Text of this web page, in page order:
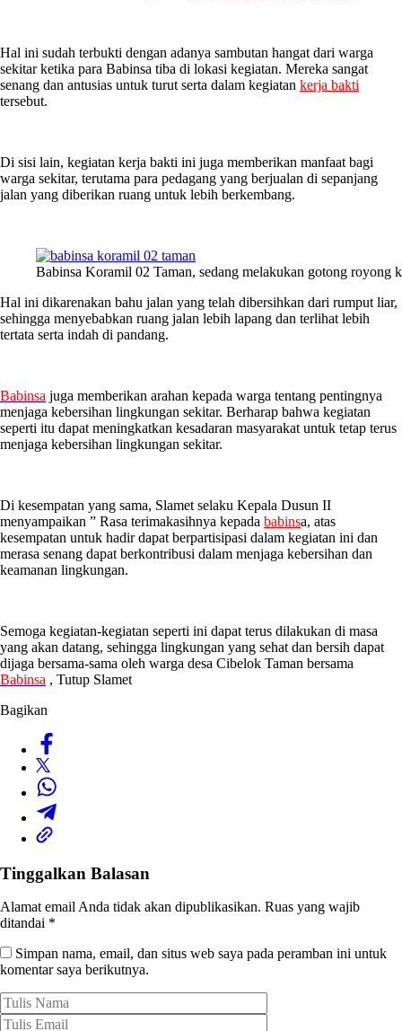
Hal ini sudah terbukti dengan adanya sambutan hangat dari warga
sekitar ketika para Babinsa tiba di lokasi kegiatan. Mereka sangat
senang dan antusias untuk turut serta dalam kegiatan kerja bakti
tersebut.
Di sisi lain, kegiatan kerja bakti ini juga memberikan manfaat bagi
warga sekitar, terutama para pedagang yang berjualan di sepanjang
jalan yang diberikan ruang untuk lebih berkembang.
Babinsa Koramil 02 Taman, sedang melakukan gotong royong
Hal ini dikarenakan bahu jalan yang telah dibersihkan dari rumput liar,
sehingga menyebabkan ruang jalan lebih lapang dan terlihat lebih
tertata serta indah di pandang.
Babinsa juga memberikan arahan kepada warga tentang pentingnya
menjaga kebersihan lingkungan sekitar. Berharap bahwa kegiatan
seperti itu dapat meningkatkan kesadaran masyarakat untuk tetap terus
menjaga kebersihan lingkungan sekitar.
Di kesempatan yang sama, Slamet selaku Kepala Dusun II
menyampaikan ” Rasa terimakasihnya kepada babinsa, atas
kesempatan untuk hadir dapat berpartisipasi dalam kegiatan ini dan
merasa senang dapat berkontribusi dalam menjaga kebersihan dan
keamanan lingkungan.
Semoga kegiatan-kegiatan seperti ini dapat terus dilakukan di masa
yang akan datang, sehingga lingkungan yang sehat dan bersih dapat
dijaga bersama-sama oleh warga desa Cibelok Taman bersama
Babinsa , Tutup Slamet
Bagikan
Tinggalkan Balasan
Alamat email Anda tidak akan dipublikasikan. Ruas yang wajib
ditandai *
Simpan nama, email, dan situs web saya pada peramban ini untuk
komentar saya berikutnya.